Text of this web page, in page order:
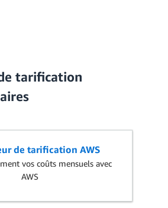
tarification
de tarification AWS
vos coûts mensuels avec
AWS